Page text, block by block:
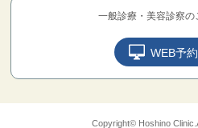
一般診療・美容診察の
WEB予
Copyright© Hoshino